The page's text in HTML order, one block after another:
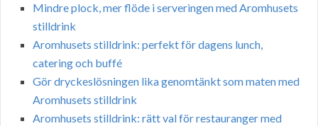
Mindre plock, mer flöde i serveringen med Aromhusets
stilldrink
Aromhusets stilldrink: perfekt för dagens lunch,
catering och buffé
Gör dryckeslösningen lika genomtänkt som maten med
Aromhusets stilldrink
Aromhusets stilldrink: rätt val för restauranger med